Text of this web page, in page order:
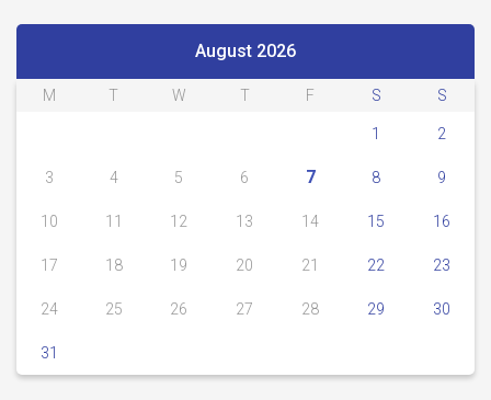
August 2026
M T W T F S S
1 2
3 4 5 6 7 8 9
10 11 12 13 14 15 16
17 18 19 20 21 22 23
24 25 26 27 28 29 30
31